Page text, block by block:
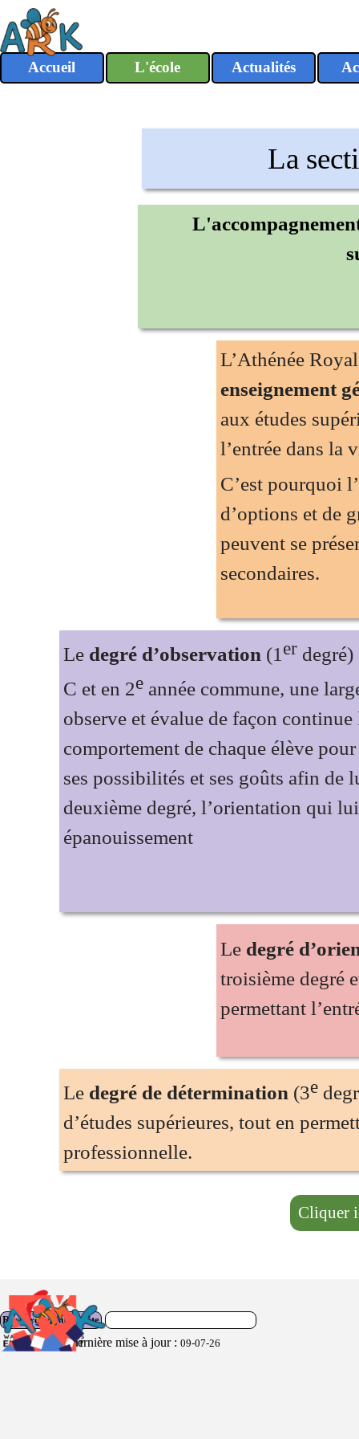
Aller au contenu
Accueil L'école ▼
Actualités
La
L’Athénée Royal de
enseignement
aux études
l’entrée dans la vie
C’est pourquoi l’on
d’options et de
peuvent se présenter
secondaires.
Le degré d’observation (1er
C et en 2e année commune,
observe et évalue de façon
comportement de chaque
ses possibilités et ses goûts
deuxième degré, l’orientation
épanouissement
degré
troisième degré et à
permettant l’entrée
Le degré de détermination (3
d’études supérieures, tout en
professionnelle.
Cliquer ici
Rechercher sur le site
Dernière mise à jour : 09-07-26